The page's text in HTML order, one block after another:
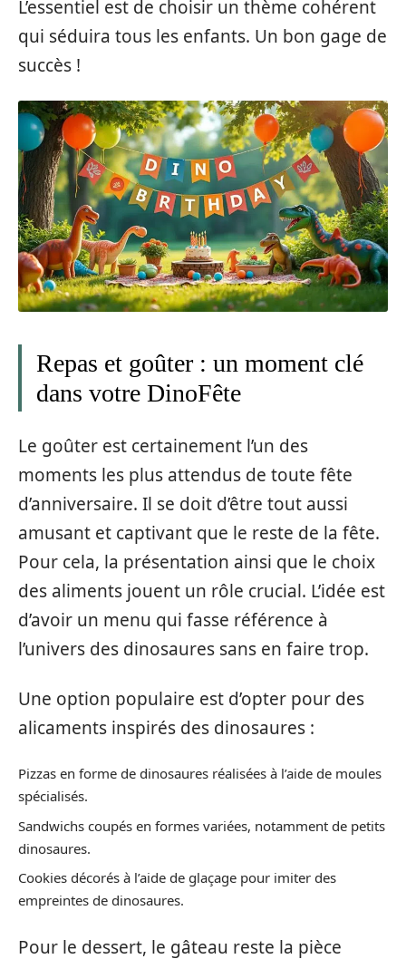
L’essentiel est de choisir un thème cohérent
qui séduira tous les enfants. Un bon gage de
succès !
Repas et goûter : un moment clé
dans votre DinoFête
Le goûter est certainement l’un des
moments les plus attendus de toute fête
d’anniversaire. Il se doit d’être tout aussi
amusant et captivant que le reste de la fête.
Pour cela, la présentation ainsi que le choix
des aliments jouent un rôle crucial. L’idée est
d’avoir un menu qui fasse référence à
l’univers des dinosaures sans en faire trop.
Une option populaire est d’opter pour des
alicaments inspirés des dinosaures :
Pizzas en forme de dinosaures réalisées à l’aide de moules
spécialisés.
Sandwichs coupés en formes variées, notamment de petits
dinosaures.
Cookies décorés à l’aide de glaçage pour imiter des
empreintes de dinosaures.
Pour le dessert, le gâteau reste la pièce